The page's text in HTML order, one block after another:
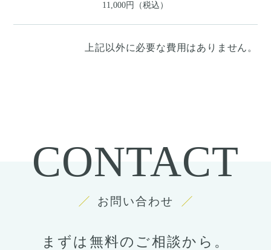
11,000円（税込）
上記以外に必要な費用はありません。
CONTACT
お問い合わせ
まずは無料のご相談から。